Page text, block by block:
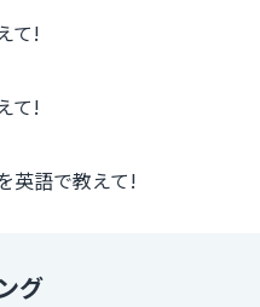
て!
て!
英語で教えて!
グ